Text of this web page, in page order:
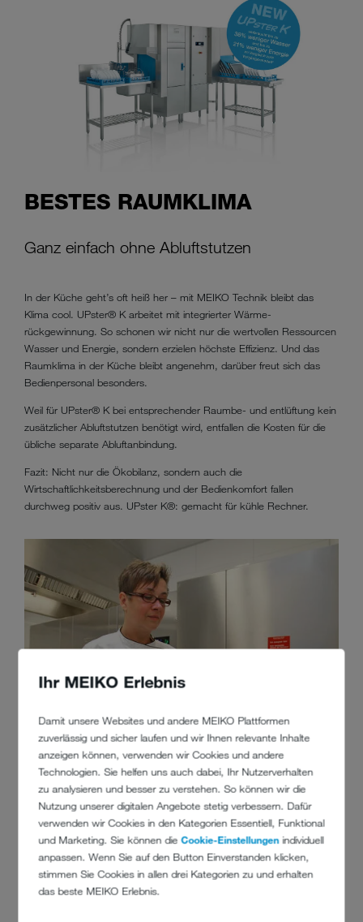
Ihr MEIKO Erlebnis
Damit unsere Websites und andere MEIKO Plattformen
zuverlässig und sicher laufen und wir Ihnen relevante Inhalte
anzeigen können, verwenden wir Cookies und andere
Technologien. Sie helfen uns auch dabei, Ihr Nutzerverhalten
zu analysieren und besser zu verstehen. So können wir die
Nutzung unserer digitalen Angebote stetig verbessern. Dafür
verwenden wir Cookies in den Kategorien Essentiell, Funktional
und Marketing. Sie können dieCookie-Einstellungenindividuell
anpassen. Wenn Sie auf den Button Einverstanden klicken,
stimmen Sie Cookies in allen drei Kategorien zu und erhalten
das beste MEIKO Erlebnis.
BESTES RAUMKLIMA
Ganz einfach ohne Abluftstutzen
In der Küche geht’s oft heiß her – mit MEIKO Technik bleibt das
Klima cool. UPster® K arbeitet mit integrierter Wärme­
rückgewinnung. So schonen wir nicht nur die wertvollen Ressourcen
Wasser und Energie, sondern ­erzielen höchste Effizienz. Und das
Raumklima in der Küche bleibt angenehm, darüber freut sich das
Bedienpersonal ­besonders.
Weil für UPster® K bei entsprechender Raumbe- und entlüftung kein
zusätzlicher Abluftstutzen benötigt wird, entfallen die Kosten für die
übliche separate Abluft­anbindung.
Fazit: Nicht nur die Ökobilanz, sondern auch die
Wirtschaftlichkeitsberechnung und der Bedienkomfort ­fallen
durchweg positiv aus. UPster K®: gemacht für kühle ­Rechner.